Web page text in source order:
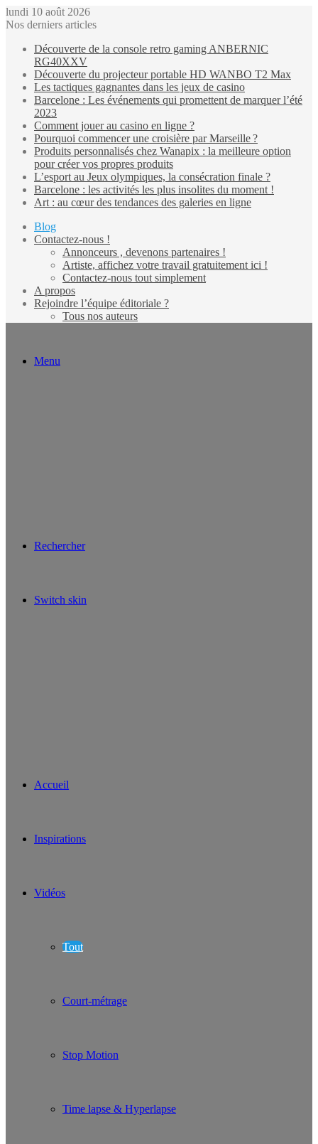
lundi 10 août 2026
Nos derniers articles
Découverte de la console retro gaming ANBERNIC
RG40XXV
Découverte du projecteur portable HD WANBO T2 Max
Les tactiques gagnantes dans les jeux de casino
Barcelone : Les événements qui promettent de marquer l’été
2023
Comment jouer au casino en ligne ?
Pourquoi commencer une croisière par Marseille ?
Produits personnalisés chez Wanapix : la meilleure option
pour créer vos propres produits
L’esport au Jeux olympiques, la consécration finale ?
Barcelone : les activités les plus insolites du moment !
Art : au cœur des tendances des galeries en ligne
Blog
Contactez-nous !
Annonceurs , devenons partenaires !
Artiste, affichez votre travail gratuitement ici !
Contactez-nous tout simplement
A propos
Rejoindre l’équipe éditoriale ?
Tous nos auteurs
Menu
Rechercher
Switch skin
Accueil
Inspirations
Vidéos
Tout
Court-métrage
Stop Motion
Time lapse & Hyperlapse